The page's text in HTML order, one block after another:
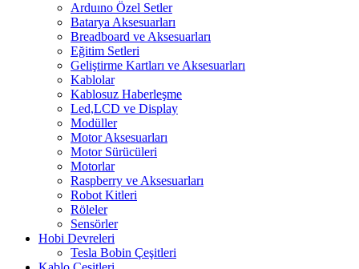
Arduıno Özel Setler
Batarya Aksesuarları
Breadboard ve Aksesuarları
Eğitim Setleri
Geliştirme Kartları ve Aksesuarları
Kablolar
Kablosuz Haberleşme
Led,LCD ve Display
Modüller
Motor Aksesuarları
Motor Sürücüleri
Motorlar
Raspberry ve Aksesuarları
Robot Kitleri
Röleler
Sensörler
Hobi Devreleri
Tesla Bobin Çeşitleri